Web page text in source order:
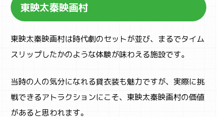
東映太秦映画村
東映太秦映画村は時代劇のセットが並び、まるでタイム
スリップしたかのような体験が味わえる施設です。
当時の人の気分になれる貸衣装も魅力ですが、実際に挑
戦できるアトラクションにこそ、東映太秦映画村の価値
があると思われます。